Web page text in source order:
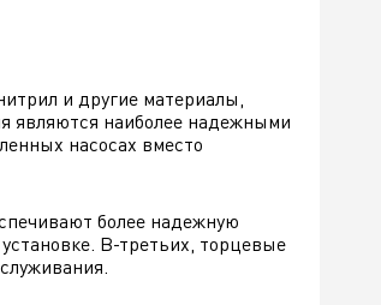
и другие материалы,
являются наиболее надежными
насосах вместо
более надежную
В-третьих, торцевые